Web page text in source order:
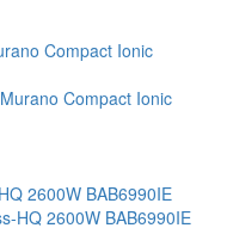
Compact Ionic
2600W BAB6990IE